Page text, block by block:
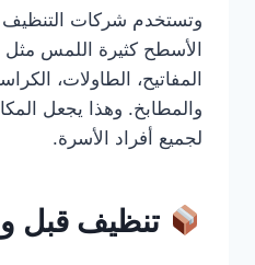
وتستخدم شركات التنظيف
الأسطح كثيرة اللمس مثل
المفاتيح، الطاولات،
والمطابخ. وهذا يجعل
لجميع أفراد الأسرة.
تنظيف قبل